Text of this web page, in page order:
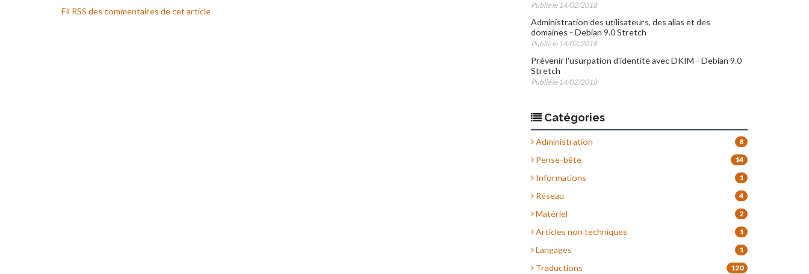
Fil RSS des commentaires de cet article
Publié le 14/02/2018
Administration des utilisateurs, des alias et des
domaines - Debian 9.0 Stretch
Publié le 14/02/2018
Prévenir l'usurpation d'identité avec DKIM - Debian 9.0
Stretch
Publié le 14/02/2018
Catégories
Administration 8
Pense-bête 14
Informations 1
Réseau 4
Matériel 2
Articles non techniques 1
Langages 1
Traductions 120